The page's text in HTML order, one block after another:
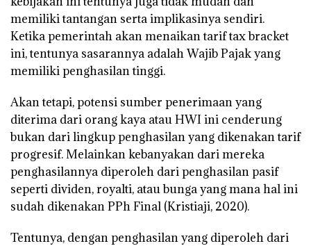
memiliki tantangan serta implikasinya sendiri.
Ketika pemerintah akan menaikan tarif tax bracket
ini, tentunya sasarannya adalah Wajib Pajak yang
memiliki penghasilan tinggi.
Akan tetapi, potensi sumber penerimaan yang
diterima dari orang kaya atau HWI ini cenderung
bukan dari lingkup penghasilan yang dikenakan tarif
progresif. Melainkan kebanyakan dari mereka
penghasilannya diperoleh dari penghasilan pasif
seperti dividen, royalti, atau bunga yang mana hal ini
sudah dikenakan PPh Final (Kristiaji, 2020).
Tentunya, dengan penghasilan yang diperoleh dari